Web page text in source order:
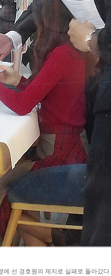
선 경호원의 제지로 실패로 돌아갔다.